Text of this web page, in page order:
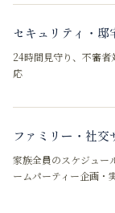
セキュリティ・邸
24時間見守り、不審
応
ファミリー・社交
家族全員のスケジュー
ームパーティー企画・